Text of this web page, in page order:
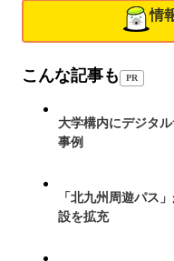
情
こんな記事も PR
大学構内にデジタ
事例
「北九州周遊パス
設を拡充